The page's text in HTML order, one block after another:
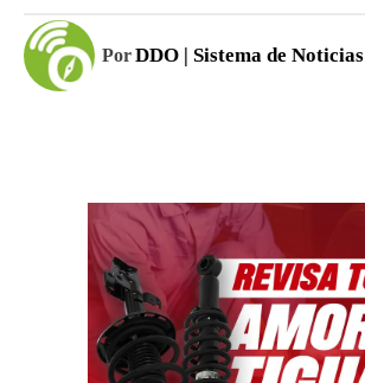
PorDDO | Sistema de Noticias